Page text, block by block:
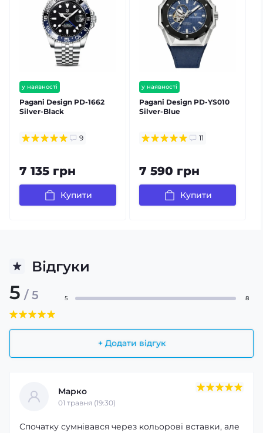
у наявності
безкоштовна доставка
гарантія 12 міс
Pagani Design PD-1662
Silver-Black
9
7 135 грн
Купити
у наявності
безкоштовна доставка
гарантія 12 міс
Pagani Design PD-YS010
Silver-Blue
11
7 590 грн
Купити
Відгуки
5 / 5
+ Додати відгук
5 8
Марко
01 травня (19:30)
Спочатку сумнівався через кольорові вставки, але